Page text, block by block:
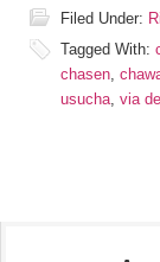
Filed Under:
Tagged With:
chasen
usucha via